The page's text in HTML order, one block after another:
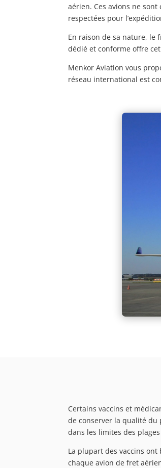
aérien. Ces avions ne
respectées pour
En raison de sa nature, le
dédié et conforme offre
Menkor Aviation vous
réseau international est
Certains vaccins et
de conserver la qualité du
dans les limites des
La plupart des vaccins ont
chaque avion de fret